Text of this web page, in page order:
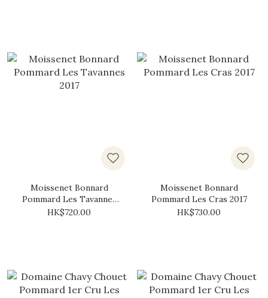
Moissenet Bonnard
Pommard Les Tavannes
2017
HK$720.00
Moissenet Bonnard
Pommard Les Cras 2017
HK$730.00